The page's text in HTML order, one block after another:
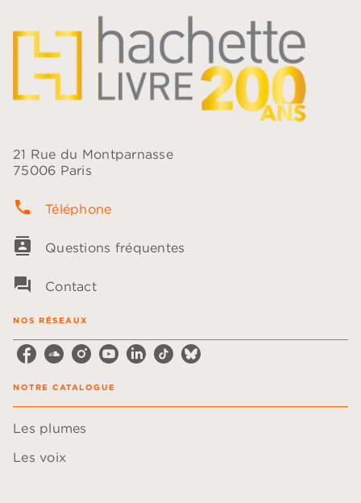
21 Rue du Montparnasse
75006 Paris
phone Téléphone
contacts Questions fréquentes
question_answer Contact
NOS RÉSEAUX
NOTRE CATALOGUE
Les plumes
Les voix